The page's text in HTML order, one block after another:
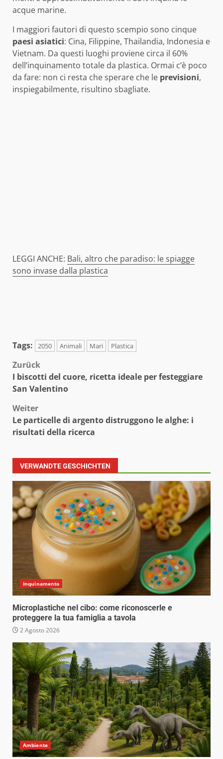
acque marine.
I maggiori fautori di questo scempio sono cinque
paesi asiatici: Cina, Filippine, Thailandia, Indonesia e
Vietnam. Da questi luoghi proviene circa il 60%
dell’inquinamento totale da plastica. Ormai c’è poco
da fare: non ci resta che sperare che le previsioni,
inspiegabilmente, risultino sbagliate.
LEGGI ANCHE: Bali, altro che paradiso: le spiagge
sono invase dalla plastica
Tags: 2050 Animali Mari Plastica
Beitragsnavigation
Zurück
I biscotti del cuore, ricetta ideale per festeggiare
San Valentino
Weiter
Le particelle di argento distruggono le alghe: i
risultati della ricerca
VERWANDTE GESCHICHTEN
Inquinamento
Microplastiche nel cibo: come riconoscerle e
proteggere la tua famiglia a tavola
2 Agosto 2026
Ambiente